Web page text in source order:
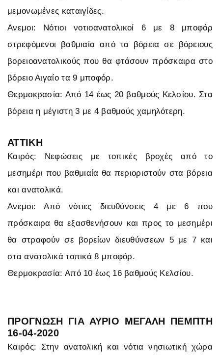
μεμονωμένες καταιγίδες.
Ανεμοι: Νότιοι νοτιοανατολικοί 6 με 8 μποφόρ
στρεφόμενοι βαθμιαία από τα βόρεια σε βόρειους
βορειοανατολικούς που θα φτάσουν πρόσκαιρα στο
βόρειο Αιγαίο τα 9 μποφόρ.
Θερμοκρασία: Από 14 έως 20 βαθμούς Κελσίου. Στα
βόρεια η μέγιστη 3 με 4 βαθμούς χαμηλότερη.
ΑΤΤΙΚΗ
Καιρός: Νεφώσεις με τοπικές βροχές από το
μεσημέρι που βαθμιαία θα περιοριστούν στα βόρεια
και ανατολικά.
Ανεμοι: Από νότιες διευθύνσεις 4 με 6 που
πρόσκαιρα θα εξασθενήσουν και προς το μεσημέρι
θα στραφούν σε βορείων διευθύνσεων 5 με 7 και
στα ανατολικά τοπικά 8 μποφόρ.
Θερμοκρασία: Από 10 έως 16 βαθμούς Κελσίου.
ΠΡΟΓΝΩΣΗ ΓΙΑ ΑΥΡΙΟ ΜΕΓΑΛΗ ΠΕΜΠΤΗ
16-04-2020
Καιρός: Στην ανατολική και νότια νησιωτική χώρα